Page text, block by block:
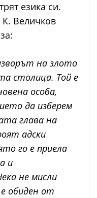
езика си.
К. Величков
на злото
столица. Той е
особа,
да изберем
глава на
адски
го е приела
и
не мисли
обиден от